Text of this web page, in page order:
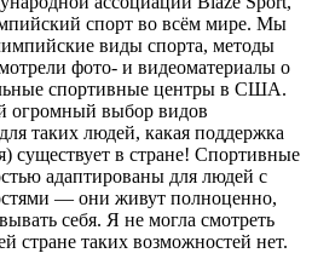
спорт во всём мире. Мы
виды спорта, методы
фото- и видеоматериалы о
спортивные центры в США.
огромный выбор видов
таких людей, какая поддержка
существует в стране! Спортивные
адаптированы для людей с
— они живут полноценно,
себя. Я не могла смотреть
стране таких возможностей нет.